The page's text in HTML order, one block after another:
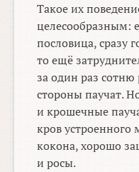
Такое их
целесообразным:
пословица, сразу
то ещё
за один раз сотню
стороны паучат.
и крошечные
кров устроенного
кокона, хорошо
и росы.